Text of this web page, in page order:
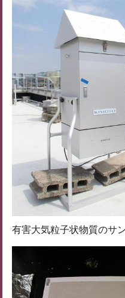
有害大気粒子状物質のサ